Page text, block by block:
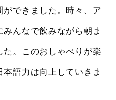
できました。時々、ア
んなで飲みながら朝ま
。このおしゃべりが楽
語力は向上していきま